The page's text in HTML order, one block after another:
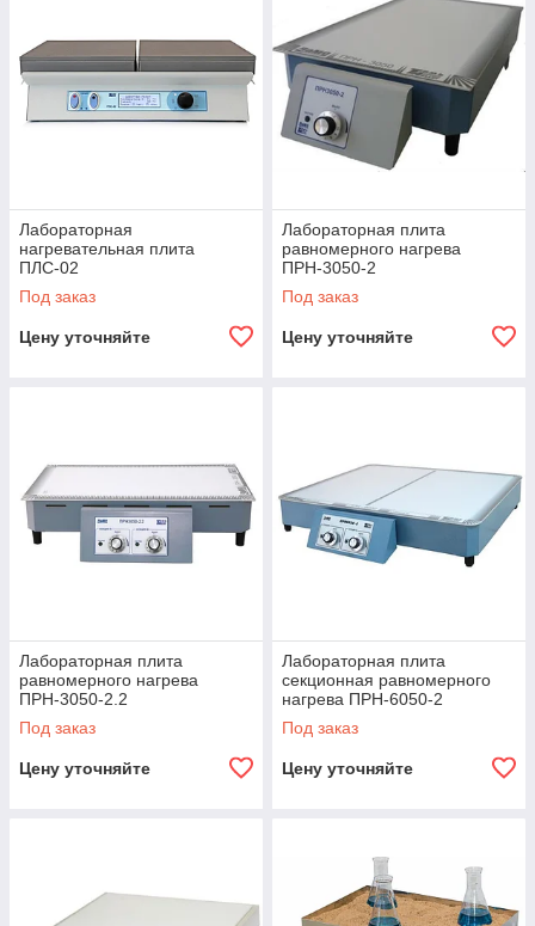
Лабораторная
нагревательная плита
ПЛС-02
Под заказ
Цену уточняйте
Лабораторная плита
равномерного нагрева
ПРН-3050-2
Под заказ
Цену уточняйте
Лабораторная плита
равномерного нагрева
ПРН-3050-2.2
Под заказ
Цену уточняйте
Лабораторная плита
секционная равномерного
нагрева ПРН-6050-2
Под заказ
Цену уточняйте